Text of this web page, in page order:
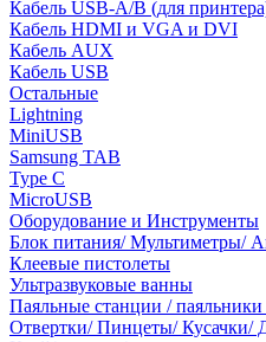
Кабель USB-A/B (для
Кабель HDMI и VGA и DVI
Кабель AUX
Кабель USB
Остальные
Lightning
MiniUSB
Samsung TAB
Type C
MicroUSB
Оборудование и Инструменты
Блок питания/ Мультиметры/
Клеевые пистолеты
Ультразвуковые ванны
Паяльные станции /
Отвертки/ Пинцеты/ Кусачки/